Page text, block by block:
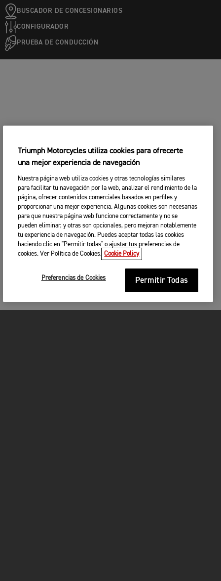
BUSCADOR DE CONCESIONARIOS
CONFIGURADOR
PRUEBA DE CONDUCCIÓN
Triumph Motorcycles utiliza cookies para ofrecerte
una mejor experiencia de navegación
Nuestra página web utiliza cookies y otras tecnologías similares
para facilitar tu navegación por la web, analizar el rendimiento de la
página, ofrecer contenidos comerciales basados en perfiles y
proporcionar una mejor experiencia. Algunas cookies son necesarias
para que nuestra página web funcione correctamente y no se
pueden eliminar, y otras son opcionales, pero mejoran notablemente
tu experiencia de navegación. Puedes aceptar todas las cookies
haciendo clic en "Permitir todas" o ajustar tus preferencias de
cookies. Ver Política de Cookies. Cookie Policy
Preferencias de Cookies Permitir Todas